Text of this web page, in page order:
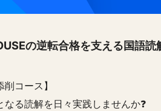
の逆転合格を支える国語読
削コース】
なる読解を日々実践しませんか❓